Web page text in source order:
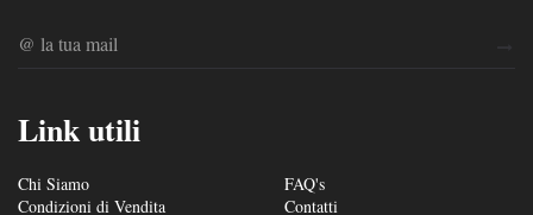
Link utili
Chi Siamo
Condizioni di Vendita
FAQ's
Contatti